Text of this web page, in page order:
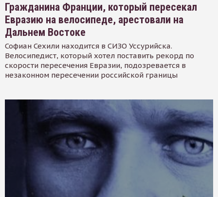
Гражданина Франции, который пересекал
Евразию на велосипеде, арестовали на
Дальнем Востоке
Софиан Сехили находится в СИЗО Уссурийска.
Велосипедист, который хотел поставить рекорд по
скорости пересечения Евразии, подозревается в
незаконном пересечении российской границы